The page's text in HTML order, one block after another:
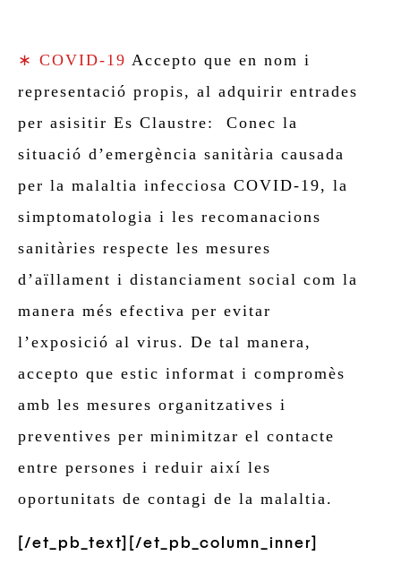
∗ COVID-19 Accepto que en nom i
representació propis, al adquirir entrades
per asisitir Es Claustre: Conec la
situació d’emergència sanitària causada
per la malaltia infecciosa COVID-19, la
simptomatologia i les recomanacions
sanitàries respecte les mesures
d’aïllament i distanciament social com la
manera més efectiva per evitar
l’exposició al virus. De tal manera,
accepto que estic informat i compromès
amb les mesures organitzatives i
preventives per minimitzar el contacte
entre persones i reduir així les
oportunitats de contagi de la malaltia.
[/et_pb_text][/et_pb_column_inner]